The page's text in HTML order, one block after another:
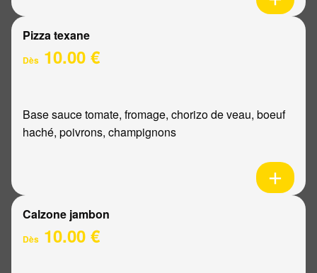
Pizza texane
Dès 10.00 €
Base sauce tomate, fromage, chorizo de veau, boeuf
haché, poivrons, champignons
Calzone jambon
Dès 10.00 €